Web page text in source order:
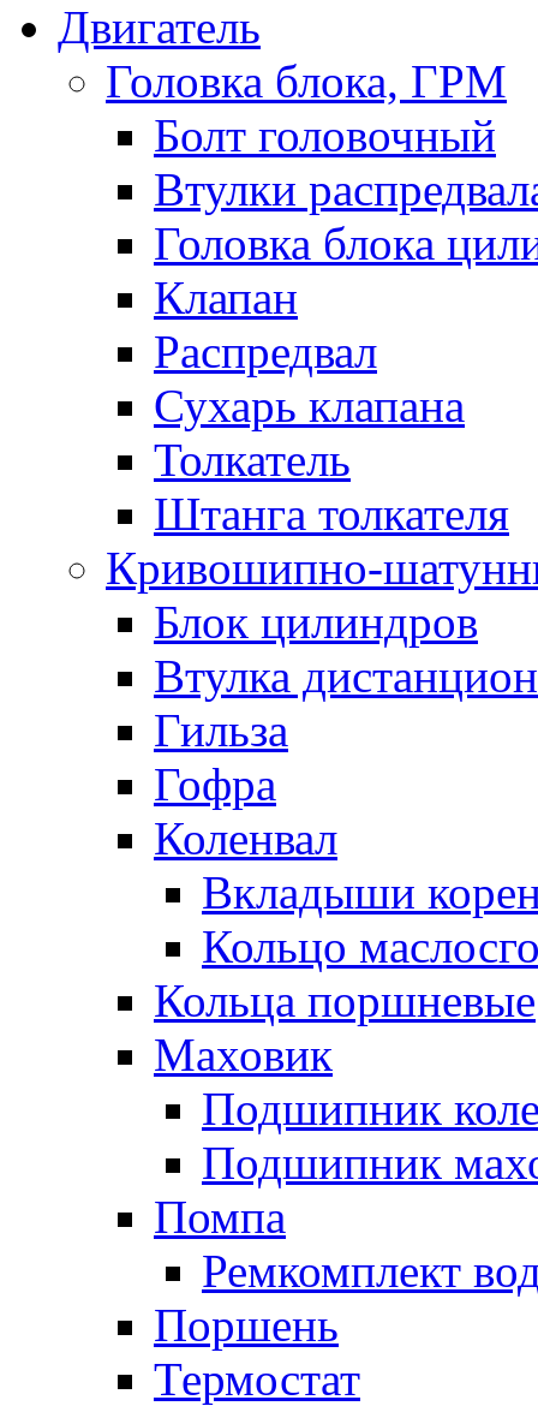
Двигатель
Головка блока, ГРМ
Болт головочный
Втулки
Головка блока
Клапан
Распредвал
Сухарь клапана
Толкатель
Штанга толкателя
Кривошипно-
Блок цилиндров
Втулка
Гильза
Гофра
Коленвал
Вкладыши
Кольцо
Кольца поршневые
Маховик
Подшипник
Подшипник
Помпа
Ремкомплект
Поршень
Термостат